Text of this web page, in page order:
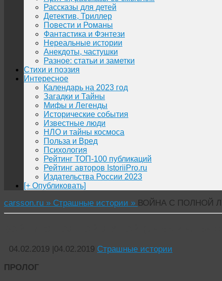
Рассказы для детей
Детектив, Триллер
Повести и Романы
Фантастика и Фэнтези
Нереальные истории
Анекдоты, частушки
Разное: статьи и заметки
Стихи и поэзия
Интересное
Календарь на 2023 год
Загадки и Тайны
Мифы и Легенды
Исторические события
Известные люди
НЛО и тайны космоса
Польза и Вред
Психология
Рейтинг ТОП-100 публикаций
Рейтинг авторов IstoriiPro.ru
Издательства России 2023
[+ Опубликовать]
carsson.ru » Страшные истории » ВОЙНА С ПОЛНОЙ
04.02.2019 |04.02.2019 Страшные истории
ПРОЛОГ